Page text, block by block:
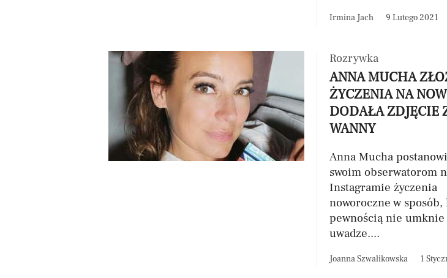
Irmina Jach 9 Lutego 2021
Rozrywka
ANNA MUCHA
ŻYCZENIA NA
DODAŁA ZDJĘCIE
WANNY
Anna Mucha
swoim obserwatorom
Instagramie życzenia
noworoczne w
pewnością nie
uwadze....
Joanna Szwalikowska 1